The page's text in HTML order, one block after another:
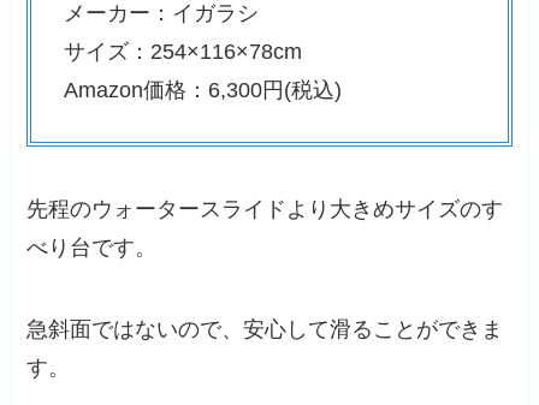
メーカー：イガラシ
サイズ：254×116×78cm
Amazon価格：6,300円(税込)
先程のウォータースライドより大きめサイズのす
べり台です。
急斜面ではないので、安心して滑ることができま
す。